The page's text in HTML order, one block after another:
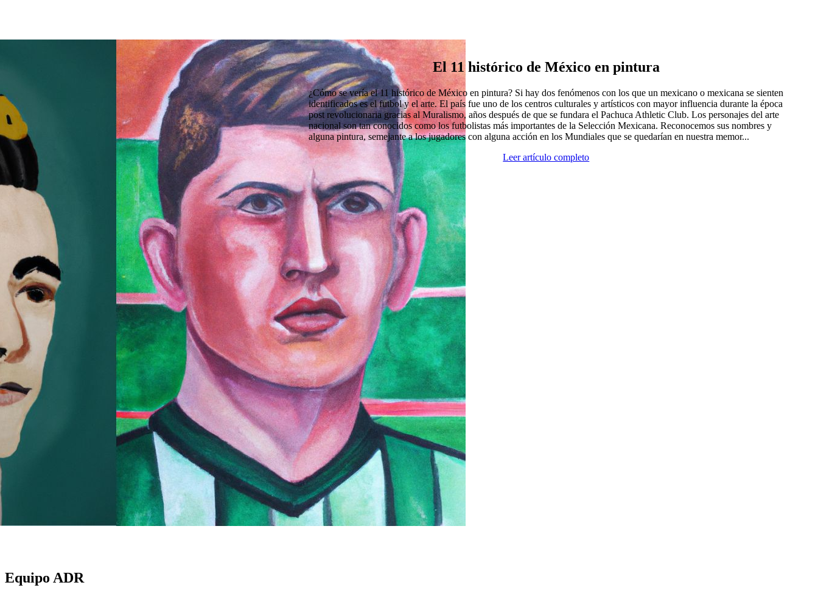
El 11 histórico de México en pintura
¿Cómo se vería el 11 histórico de México en pintura? Si hay dos fenómenos con los que un mexicano o mexicana se sienten
identificados es el futbol y el arte. El país fue uno de los centros culturales y artísticos con mayor influencia durante la época
post revolucionaria gracias al Muralismo, años después de que se fundara el Pachuca Athletic Club. Los personajes del arte
nacional son tan conocidos como los futbolistas más importantes de la Selección Mexicana. Reconocemos sus nombres y
alguna pintura, semejante a los jugadores con alguna acción en los Mundiales que se quedarían en nuestra memor...
Leer artículo completo
Equipo ADR